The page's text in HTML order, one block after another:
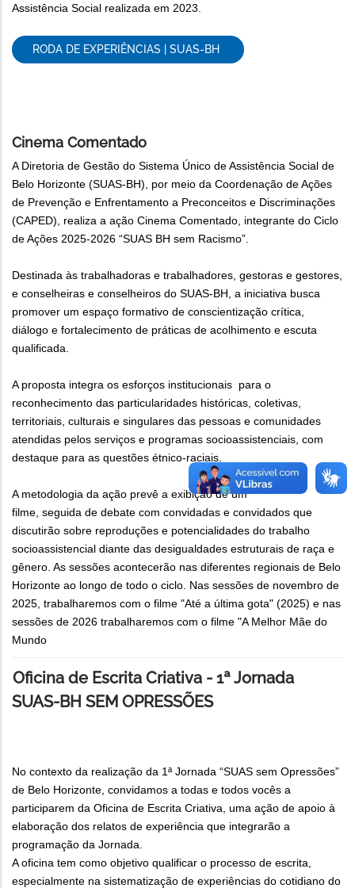
Assistência Social realizada em 2023.
RODA DE EXPERIÊNCIAS | SUAS-BH
Cinema Comentado
A Diretoria de Gestão do Sistema Único de Assistência Social de
Belo Horizonte (SUAS-BH), por meio da Coordenação de Ações
de Prevenção e Enfrentamento a Preconceitos e Discriminações
(CAPED), realiza a ação Cinema Comentado, integrante do Ciclo
de Ações 2025-2026 “SUAS BH sem Racismo”.
Destinada às trabalhadoras e trabalhadores, gestoras e gestores,
e conselheiras e conselheiros do SUAS-BH, a iniciativa busca
promover um espaço formativo de conscientização crítica,
diálogo e fortalecimento de práticas de acolhimento e escuta
qualificada.
A proposta integra os esforços institucionais para o
reconhecimento das particularidades históricas, coletivas,
territoriais, culturais e singulares das pessoas e comunidades
atendidas pelos serviços e programas socioassistenciais, com
destaque para as questões étnico-raciais.
A metodologia da ação prevê a exibição de um
filme, seguida de debate com convidadas e convidados que
discutirão sobre reproduções e potencialidades do trabalho
socioassistencial diante das desigualdades estruturais de raça e
gênero. As sessões acontecerão nas diferentes regionais de Belo
Horizonte ao longo de todo o ciclo. Nas sessões de novembro de
2025, trabalharemos com o filme "Até a última gota" (2025) e nas
sessões de 2026 trabalharemos com o filme "A Melhor Mãe do
Mundo
Oficina de Escrita Criativa - 1ª Jornada
SUAS-BH SEM OPRESSÕES
No contexto da realização da 1ª Jornada “SUAS sem Opressões”
de Belo Horizonte, convidamos a todas e todos vocês a
participarem da Oficina de Escrita Criativa, uma ação de apoio à
elaboração dos relatos de experiência que integrarão a
programação da Jornada.
A oficina tem como objetivo qualificar o processo de escrita,
especialmente na sistematização de experiências do cotidiano do